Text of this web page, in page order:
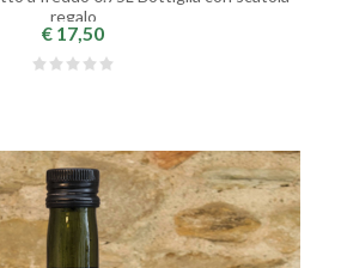
regalo
€ 17,50